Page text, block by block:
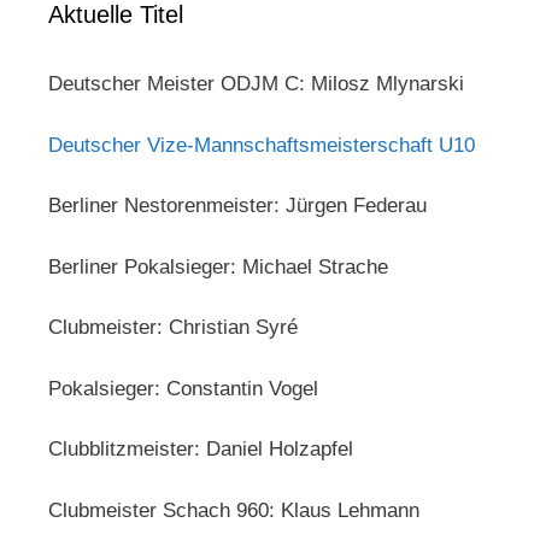
Aktuelle Titel
Deutscher Meister ODJM C: Milosz Mlynarski
Deutscher Vize-Mannschaftsmeisterschaft U10
Berliner Nestorenmeister: Jürgen Federau
Berliner Pokalsieger: Michael Strache
Clubmeister: Christian Syré
Pokalsieger: Constantin Vogel
Clubblitzmeister: Daniel Holzapfel
Clubmeister Schach 960: Klaus Lehmann